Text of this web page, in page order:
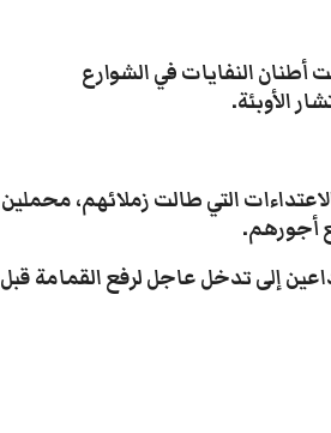
النفايات في الشوارع
الأوبئة.
التي طالت زملائهم، محملين
أجورهم.
إلى تدخل عاجل لرفع القمامة قبل
تعز: احتجاج لبائعي الدجاج رفضاً
لفرض رسوم غير قانونية
27-يوليو- 2026